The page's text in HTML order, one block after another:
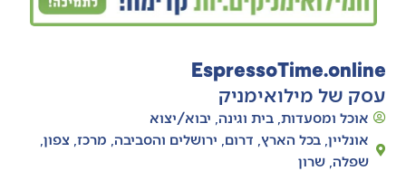
EspressoTime.online
עסק של מילואימניק
אוכל ומסעדות בית וגינה יבוא/יצוא
אונליין בכל הארץ דרום ירושלים והסביבה מרכז ,צפון
שפלה ,שרון